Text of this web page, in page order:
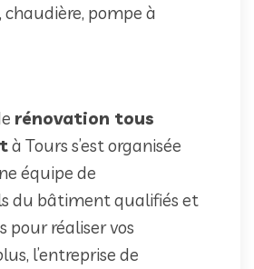
pompe à
rénovation tous
à Tours s’est organisée
équipe de
du bâtiment qualifiés et
pour réaliser vos
l’entreprise de